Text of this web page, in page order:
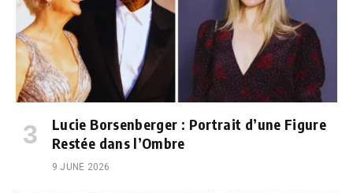
Lucie Borsenberger : Portrait d’une Figure
Restée dans l’Ombre
9 JUNE 2026